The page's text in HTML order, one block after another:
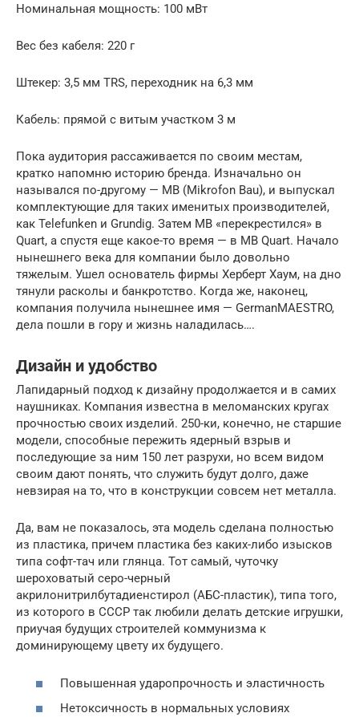
Номинальная мощность: 100 мВт
Вес без кабеля: 220 г
Штекер: 3,5 мм TRS, переходник на 6,3 мм
Кабель: прямой с витым участком 3 м
Пока аудитория рассаживается по своим местам,
кратко напомню историю бренда. Изначально он
назывался по-другому — MB (Mikrofon Bau), и выпускал
комплектующие для таких именитых производителей,
как Telefunken и Grundig. Затем MB «перекрестился» в
Quart, а спустя еще какое-то время — в MB Quart. Начало
нынешнего века для компании было довольно
тяжелым. Ушел основатель фирмы Херберт Хаум, на дно
тянули расколы и банкротство. Когда же, наконец,
компания получила нынешнее имя — GermanMAESTRO,
дела пошли в гору и жизнь наладилась….
Дизайн и удобство
Лапидарный подход к дизайну продолжается и в самих
наушниках. Компания известна в меломанских кругах
прочностью своих изделий. 250-ки, конечно, не старшие
модели, способные пережить ядерный взрыв и
последующие за ним 150 лет разрухи, но всем видом
своим дают понять, что служить будут долго, даже
невзирая на то, что в конструкции совсем нет металла.
Да, вам не показалось, эта модель сделана полностью
из пластика, причем пластика без каких-либо изысков
типа софт-тач или глянца. Тот самый, чуточку
шероховатый серо-черный
акрилонитрилбутадиенстирол (АБС-пластик), типа того,
из которого в СССР так любили делать детские игрушки,
приучая будущих строителей коммунизма к
доминирующему цвету их будущего.
Повышенная ударопрочность и эластичность
Нетоксичность в нормальных условиях